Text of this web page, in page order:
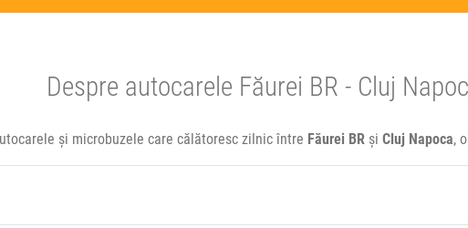
Despre autocarele Făurei BR - Cluj
și microbuzele care călătoresc zilnic între Făurei BR și Cluj Napoca,